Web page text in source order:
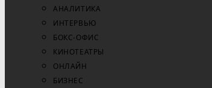
АНАЛИТИКА
ИНТЕРВЬЮ
БОКС-ОФИС
КИНОТЕАТРЫ
ОНЛАЙН
БИЗНЕС